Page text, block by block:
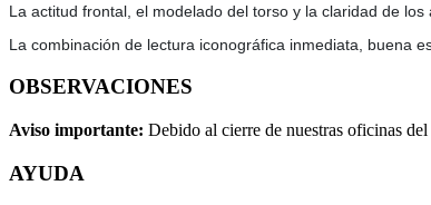
La actitud frontal, el modelado del torso y la claridad de
La combinación de lectura iconográfica inmediata, buena
OBSERVACIONES
Aviso importante: Debido al cierre de nuestras oficinas
AYUDA